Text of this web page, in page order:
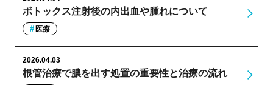
ボトックス注射後の内出血や腫れについて
医療
根管治療で膿を出す処置の重要性と治療の流れ
2026.04.03